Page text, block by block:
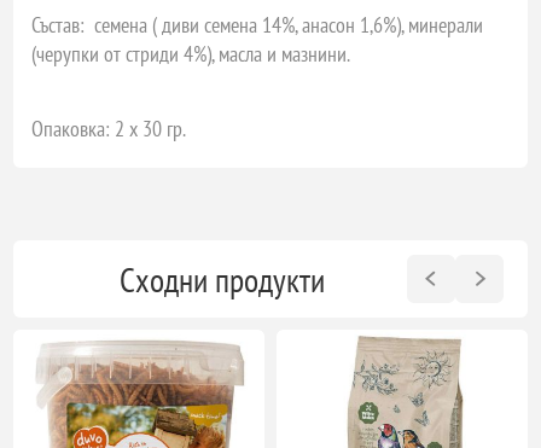
Състав: семена ( диви семена 14%, анасон 1,6%), минерали
(черупки от стриди 4%), масла и мазнини.
Опаковка: 2 x 30 гр.
Сходни продукти